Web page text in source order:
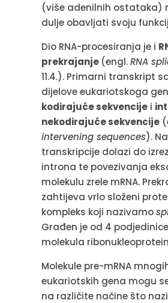
(više adenilnih ostataka)
dulje obavljati svoju
Dio RNA-procesiranja je i
prekrajanje (engl.RNA
11.4.). Primarni transkript
dijelove eukariotskoga
kodirajuće sekvencijei
nekodirajuće sekvencije
intervening sequences).
transkripcije dolazi do
introna te povezivanja
molekulu zrele mRNA.
zahtijeva vrlo složeni
kompleks koji nazivamo
Građen je od 4
molekula
Molekule pre-mRNA
eukariotskih gena mogu
na različite načine što